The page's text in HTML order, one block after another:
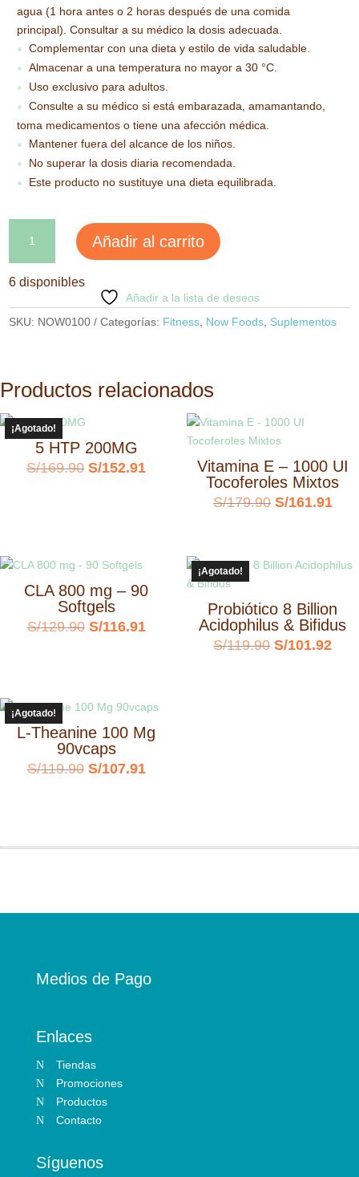
agua (1 hora antes o 2 horas después de una comida
principal). Consultar a su médico la dosis adecuada.
● Complementar con una dieta y estilo de vida saludable.
● Almacenar a una temperatura no mayor a 30 °C.
● Uso exclusivo para adultos.
●
Consulte a su médico si está embarazada, amamantando,
toma medicamentos o tiene una afección médica.
● Mantener fuera del alcance de los niños.
● No superar la dosis diaria recomendada.
● Este producto no sustituye una dieta equilibrada.
6 disponibles
Lisina
500mg
100
cantidad
Añadir al carrito
Añadir a la lista de deseos
SKU: NOW0100 Categorías: Fitness Now Foods Suplementos
Productos relacionados
¡Agotado!
5 HTP 200MG
S/169.90 El
S/169.90.
S/152.91El
S/152.91.
Vitamina E – 1000 UI
Tocoferoles Mixtos
S/179.90 El
era:
S/161.91El
es:
CLA 800 mg – 90
Softgels
S/129.90 El
S/116.91
¡Agotado!
Probiótico 8 Billion
Acidophilus & Bifidus
S/119.90 El
S/101.92
¡Agotado!
L-Theanine 100 Mg
90vcaps
S/119.90 El
S/107.91El
Medios de Pago
Enlaces
N Tiendas
N Promociones
N Productos
N Contacto
Síguenos